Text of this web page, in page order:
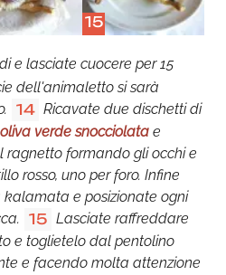
15
e lasciate cuocere per 15
dell'animaletto si sarà
14 Ricavate due dischetti di
oliva verde snocciolata e
ragnetto formando gli occhi e
rosso, uno per foro. Infine
kalamata e posizionate ogni
15 Lasciate raffreddare
e toglietelo dal pentolino
e facendo molta attenzione